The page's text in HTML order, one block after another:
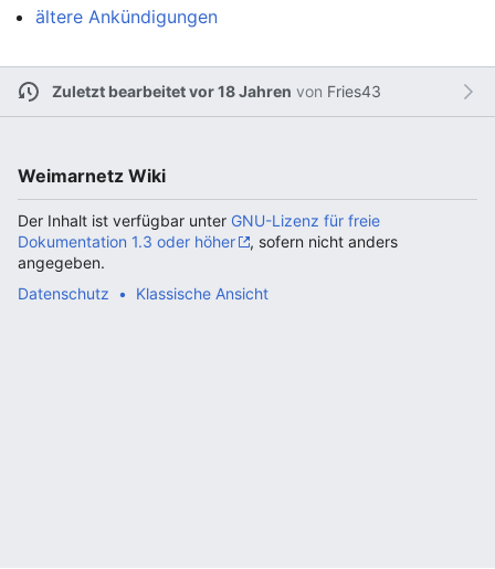
ältere Ankündigungen
Zuletzt bearbeitet vor 18 Jahren von Fries43
Weimarnetz Wiki
Der Inhalt ist verfügbar unter GNU-Lizenz für freie
Dokumentation 1.3 oder höher
, sofern nicht anders
angegeben.
Datenschutz
Klassische Ansicht